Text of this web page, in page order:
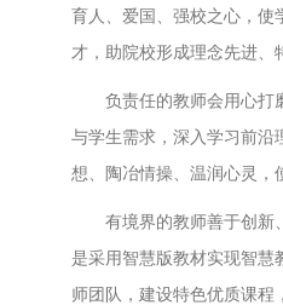
育人、爱国、强校之心，使
才，助院校形成理念先进、
负责任的教师会用心打
与学生需求，深入学习前沿
想、陶冶情操、温润心灵，
有境界的教师善于创新
是采用智慧版教材实现智
师团队，建设特色优质课